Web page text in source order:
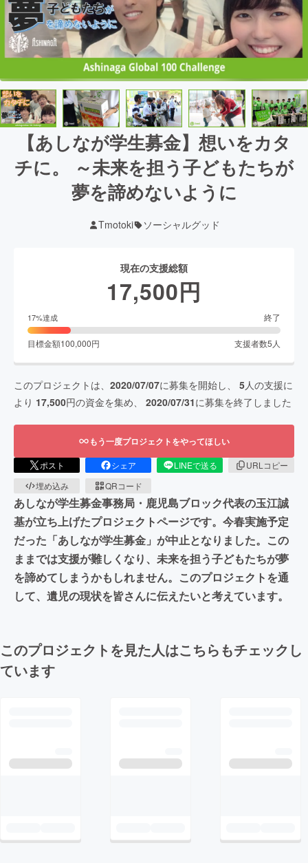
【あしなが学生募金】想いをカタ
チに。 ～未来を担う子どもたちが
夢を諦めないように
Tmotoki ソーシャルグッド
現在の支援総額
17,500円
17%達成 終了
目標金額100,000円 支援者数5 人
このプロジェクトは、 2020/07/07に募集を開始し、 5人の支援に
より 17,500円の資金を集め、 2020/07/31に募集を終了しました
もう一度プロジェクトをやってほしい
ポスト シェア LINEで送る
URLコピー
埋め込み
QRコード
あしなが学生募金事務局・鹿児島ブロック代表の玉江誠
基が立ち上げたプロジェクトページです。今春実施予定
だった「あしなが学生募金」が中止となりました。この
ままでは支援が難しくなり、未来を担う子どもたちが夢
を諦めてしまうかもしれません。このプロジェクトを通
して、遺児の現状を皆さんに伝えたいと考えています。
このプロジェクトを見た人はこちらもチェックし
ています